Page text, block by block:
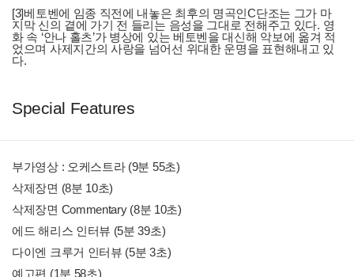
[3]베토벤에 임종 직전에 내놓은 최후의 명곡인C단조는 그가 마
지막 신의 곁에 가기 전 들리는 음성을 그대로 전해주고 있다. 영
화 속 ‘안나 홀츠’가 병상에 있는 베토벤을 대신해 악보에 옮겨 적
었으며 사제지간의 사랑을 넘어선 위대한 운명을 표현해내고 있
다.
Special Features
부가영상 : 오케스트라 (9분 55초)
삭제장면 (8분 10초)
삭제장면 Commentary (8분 10초)
에드 해리스 인터뷰 (5분 39초)
다이엔 크루거 인터뷰 (5분 3초)
예고편 (1분 58초)